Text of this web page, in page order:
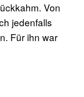
Von
jedenfalls
Für ihn war